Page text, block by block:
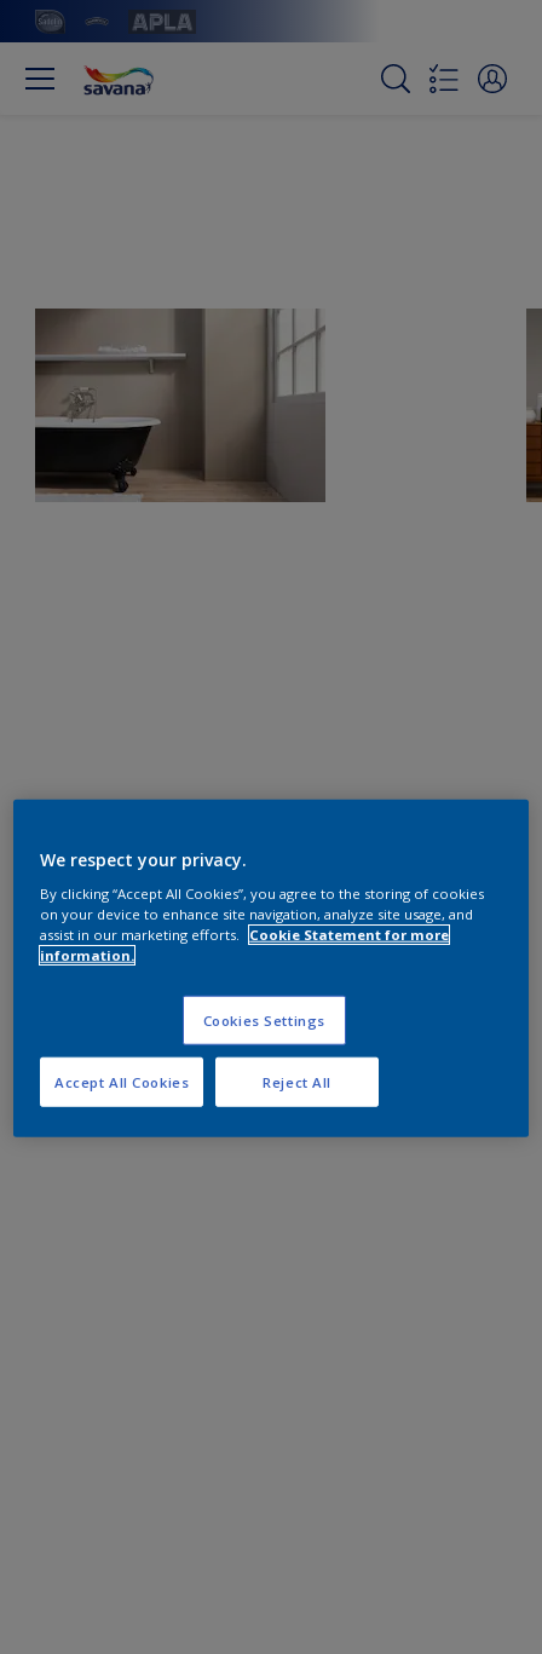
We respect your privacy.
By clicking “Accept All Cookies”, you agree to the storing of cookies
on your device to enhance site navigation, analyze site usage, and
assist in our marketing efforts.
Cookie Statement for more
information.
Cookies Settings
Reject All
Accept All Cookies